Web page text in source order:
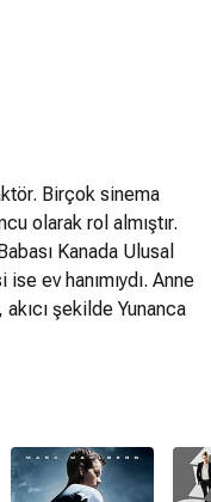
Birçok sinema
olarak rol almıştır.
Kanada Ulusal
ev hanımıydı. Anne
şekilde Yunanca
College'a bir süre
buradan 1983'te
Masterson'dan
etti.Bu süreçte
bulaşıkçılık,